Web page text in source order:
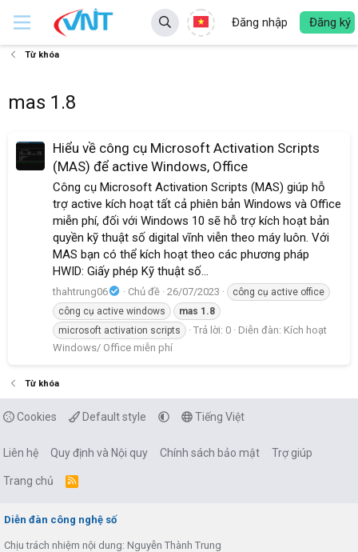
Đăng nhập Đăng ký
Từ khóa
mas 1.8
Hiểu về công cụ Microsoft Activation Scripts
(MAS) để active Windows, Office
Công cụ Microsoft Activation Scripts (MAS) giúp hỗ
trợ active kích hoạt tất cả phiên bản Windows và Office
miễn phí, đối với Windows 10 sẽ hỗ trợ kích hoạt bản
quyền kỹ thuật số digital vĩnh viễn theo máy luôn. Với
MAS bạn có thể kích hoạt theo các phương pháp
HWID: Giấy phép Kỹ thuật số...
thahtrung06 Chủ đề 26/07/2023
công cụ active office
công cụ active windows
mas 1.8
microsoft activation scripts
Trả lời: 0 Diễn đàn: Kích hoạt
Windows/ Office miễn phí
Từ khóa
Cookies Default style Tiếng Việt
Liên hệ Quy định và Nội quy Chính sách bảo mật Trợ giúp
Trang chủ
R
Diễn đàn công nghệ số
Chịu trách nhiệm nội dung: Nguyễn Thành Trung